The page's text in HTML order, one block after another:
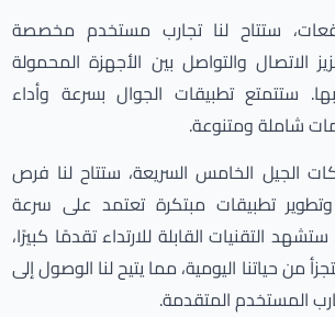
ستتاح لنا تجارب مستخدم مخصصة
الاتصال والتواصل بين الأجهزة المحمولة
ستتمتع تطبيقات الجوال بسرعة وأداء
شاملة ومتنوعة.
الجيل الخامس السريعة، ستتاح لنا فرص
وتطوير تطبيقات مبتكرة تعتمد على سرعة
التقنيات القابلة للارتداء تقدمًا كبيرًا،
من حياتنا اليومية، مما يتيح لنا الوصول إلى
المستخدم المتقدمة.